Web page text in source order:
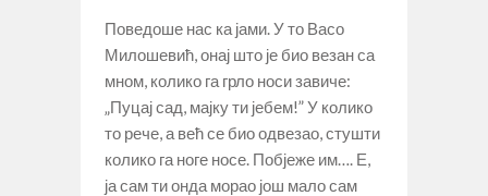
Поведоше нас ка јами. У то Васо
Милошевић, онај што је био везан са
мном, колико га грло носи завиче:
„Пуцај сад, мајку ти јебем!” У колико
то рече, а већ се био одвезао, стушти
колико га ноге носе. Побјеже им…. Е,
ја сам ти онда морао још мало сам